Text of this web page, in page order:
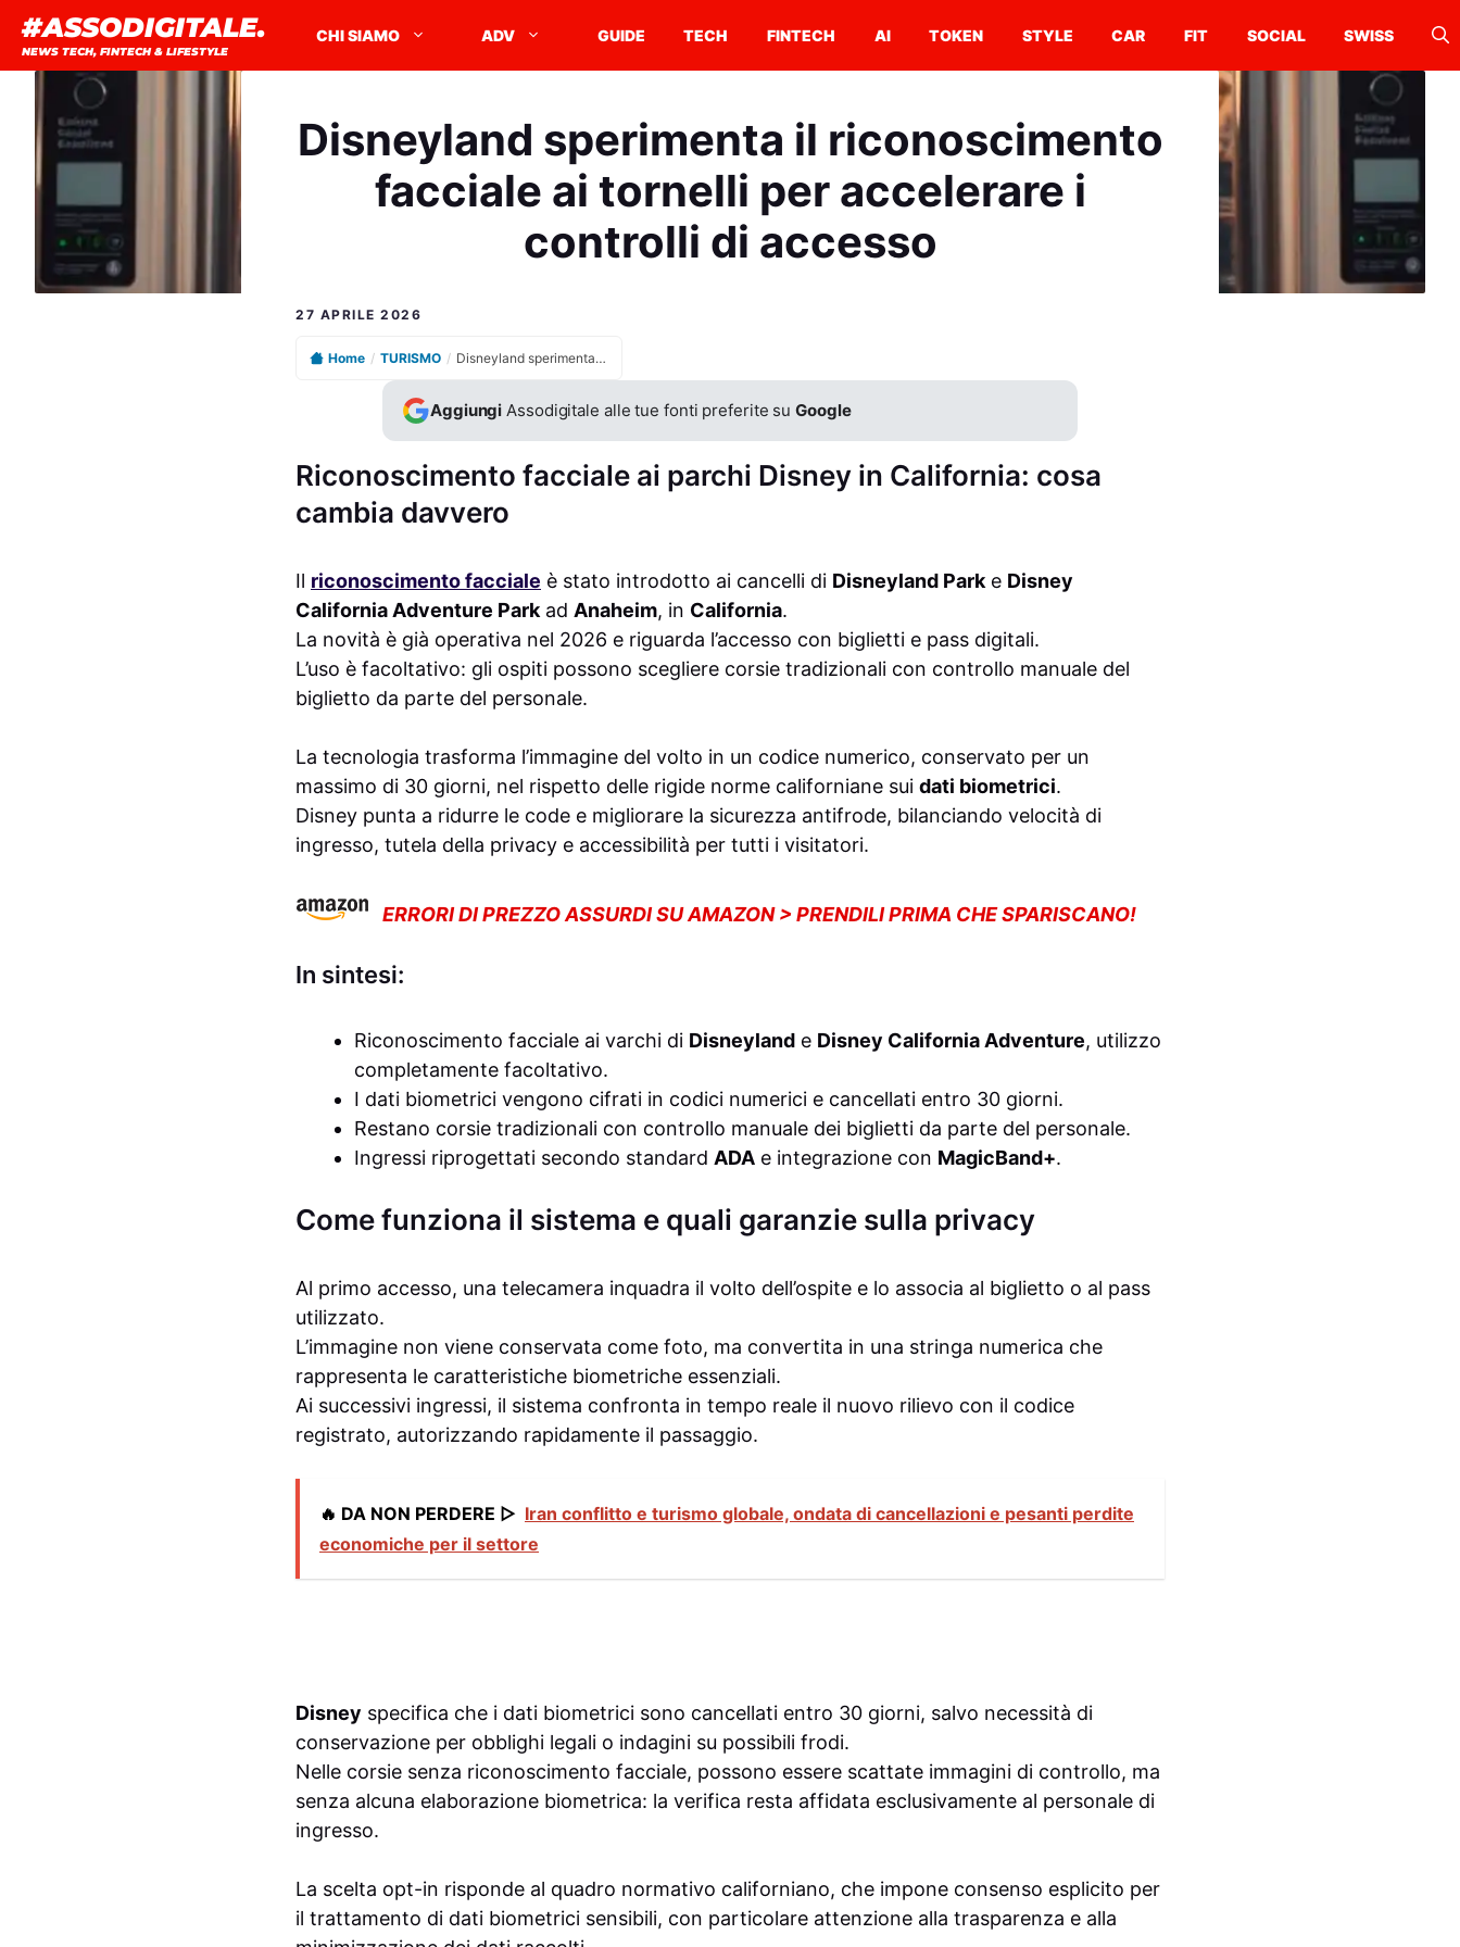
contenuto
#ASSODIGITALE.
NEWS TECH, FINTECH & LIFESTYLE
CHI SIAMO ADV GUIDE TECH FINTECH AI TOKEN STYLE CAR FIT SOCIAL SWISS
Disneyland sperimenta il riconoscimento
facciale ai tornelli per accelerare i
controlli di accesso
27 APRILE 2026
Home / TURISMO / Disneyland sperimenta il riconoscimento facciale ai tornelli per accelerare i controlli di accesso
Aggiungi Assodigitale alle tue fonti preferite suGoogle
Riconoscimento facciale ai parchi Disney in California: cosa
cambia davvero
Il riconoscimento facciale è stato introdotto ai cancelli di Disneyland Park e Disney
California Adventure Park ad Anaheim, in California.
La novità è già operativa nel 2026 e riguarda l’accesso con biglietti e pass digitali.
L’uso è facoltativo: gli ospiti possono scegliere corsie tradizionali con controllo manuale del
biglietto da parte del personale.
La tecnologia trasforma l’immagine del volto in un codice numerico, conservato per un
massimo di 30 giorni, nel rispetto delle rigide norme californiane sui dati biometrici.
Disney punta a ridurre le code e migliorare la sicurezza antifrode, bilanciando velocità di
ingresso, tutela della privacy e accessibilità per tutti i visitatori.
ERRORI DI PREZZO ASSURDI SU AMAZON > PRENDILI PRIMA CHE SPARISCANO!
In sintesi:
Riconoscimento facciale ai varchi di Disneyland e Disney California Adventure, utilizzo
completamente facoltativo.
I dati biometrici vengono cifrati in codici numerici e cancellati entro 30 giorni.
Restano corsie tradizionali con controllo manuale dei biglietti da parte del personale.
Ingressi riprogettati secondo standard ADA e integrazione con MagicBand+.
Come funziona il sistema e quali garanzie sulla privacy
Al primo accesso, una telecamera inquadra il volto dell’ospite e lo associa al biglietto o al pass
utilizzato.
L’immagine non viene conservata come foto, ma convertita in una stringa numerica che
rappresenta le caratteristiche biometriche essenziali.
Ai successivi ingressi, il sistema confronta in tempo reale il nuovo rilievo con il codice
registrato, autorizzando rapidamente il passaggio.
🔥 DA NON PERDERE ▷ Iran conflitto e turismo globale, ondata di cancellazioni e pesanti perdite
economiche per il settore
Disney specifica che i dati biometrici sono cancellati entro 30 giorni, salvo necessità di
conservazione per obblighi legali o indagini su possibili frodi.
Nelle corsie senza riconoscimento facciale, possono essere scattate immagini di controllo, ma
senza alcuna elaborazione biometrica: la verifica resta affidata esclusivamente al personale di
ingresso.
La scelta opt-in risponde al quadro normativo californiano, che impone consenso esplicito per
il trattamento di dati biometrici sensibili, con particolare attenzione alla trasparenza e alla